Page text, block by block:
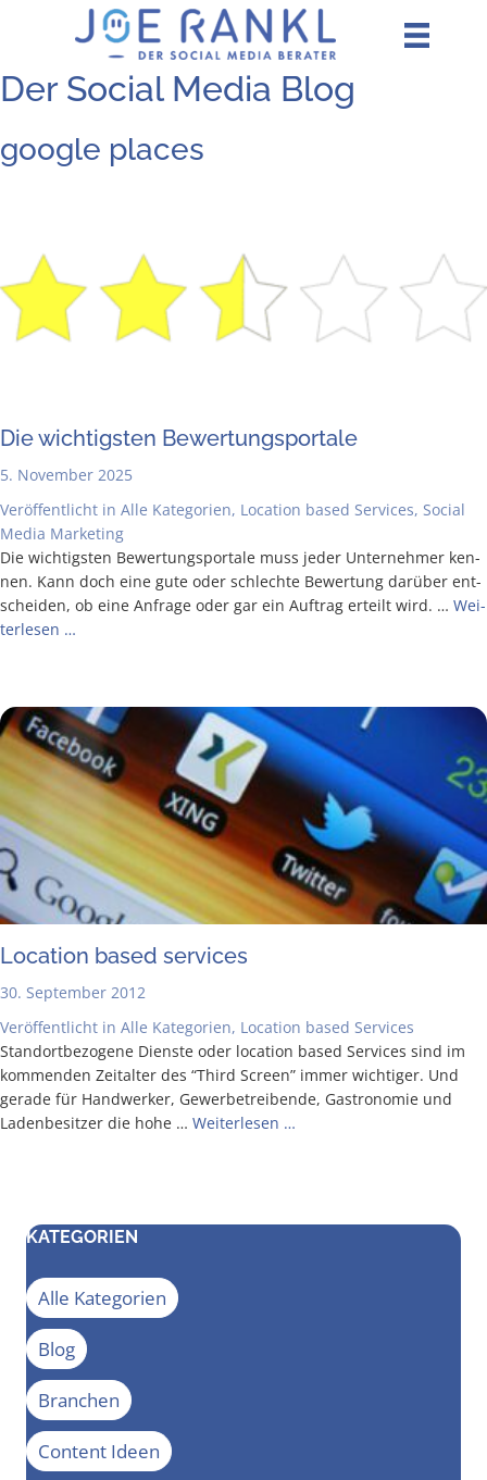
Der Social Media Blog
google places
Die wich­tigs­ten Bewertungsportale
5. November 2025
Veröffentlicht in Alle Kategorien, Location based Services, Social
Media Marketing
Die wich­tigs­ten Bewer­tungs­por­ta­le muss jeder Unter­neh­mer ken­
nen. Kann doch eine gute oder schlech­te Bewer­tung dar­über ent­
schei­den, ob eine Anfra­ge oder gar ein Auf­trag erteilt wird. … Wei­
ter­le­sen …
Loca­ti­on based services
30. September 2012
Veröffentlicht in Alle Kategorien, Location based Services
Stand­ort­be­zo­ge­ne Diens­te oder loca­ti­on based Ser­vices sind im
kom­men­den Zeit­al­ter des “Third Screen” immer wich­ti­ger. Und
gera­de für Hand­wer­ker, Gewer­be­trei­ben­de, Gas­tro­no­mie und
Laden­be­sit­zer die hohe … Wei­ter­le­sen …
KATEGORIEN
Alle Kategorien
Blog
Branchen
Content Ideen